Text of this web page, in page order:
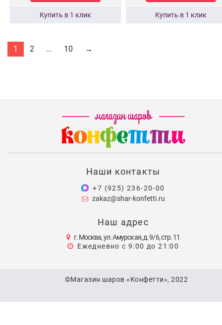
1 2 ... 10 →
Наши контакты
+7 (925) 236-20-00
zakaz@shar-konfetti.ru
Наш адрес
г. Москва, ул. Амурская, д. 9/6, стр. 11
Ежедневно с 9:00 до 21:00
©Магазин шаров «Конфетти», 2022